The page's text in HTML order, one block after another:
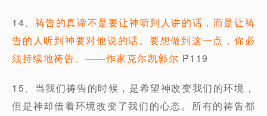
14、 祷告的真谛不是要让神听到人讲的话，而是让祷
告的人听到神要对他说的话。要想做到这一点，你必
须持续地祷告。——作家克尔凯郭尔 P119
15、当我们祷告的时候，是希望神改变我们的环境，
但是神却借着环境改变了我们的心态。所有的祷告都